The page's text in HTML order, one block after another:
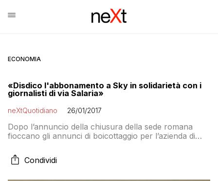
ECONOMIA
«Disdico l'abbonamento a Sky in solidarietà con i
giornalisti di via Salaria»
neXtQuotidiano 26/01/2017
Dopo l’annuncio della chiusura della sede romana
fioccano gli annunci di boicottaggio per l’azienda di
alla commissione in Regione
Condividi